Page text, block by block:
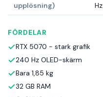
upplösning)
Hz
FÖRDELAR
RTX 5070 - stark grafik
240 Hz OLED-skärm
Bara 1,85 kg
32 GB RAM